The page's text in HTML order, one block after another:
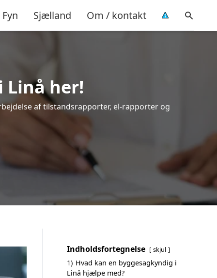
Fyn Sjælland Om / kontakt
Linå her!
af tilstandsrapporter, el-rapporter og
Indholdsfortegnelse skjul
1) Hvad kan en byggesagkyndig i
Linå hjælpe med?